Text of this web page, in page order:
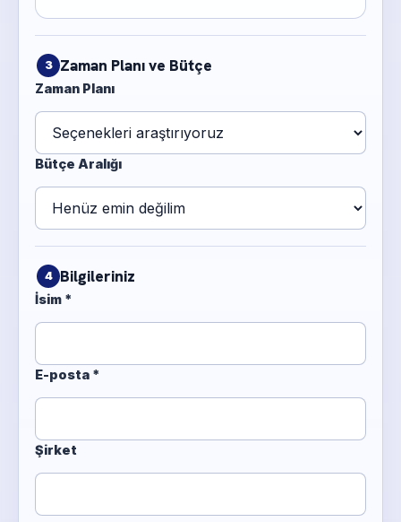
3 Zaman Planı ve Bütçe
Zaman Planı
Bütçe Aralığı
4 Bilgileriniz
İsim *
E-posta *
Şirket